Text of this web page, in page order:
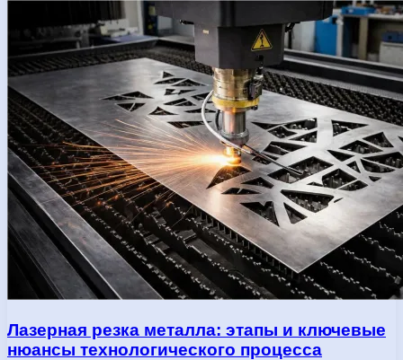
Лазерная резка металла: этапы и ключевые
нюансы технологического процесса